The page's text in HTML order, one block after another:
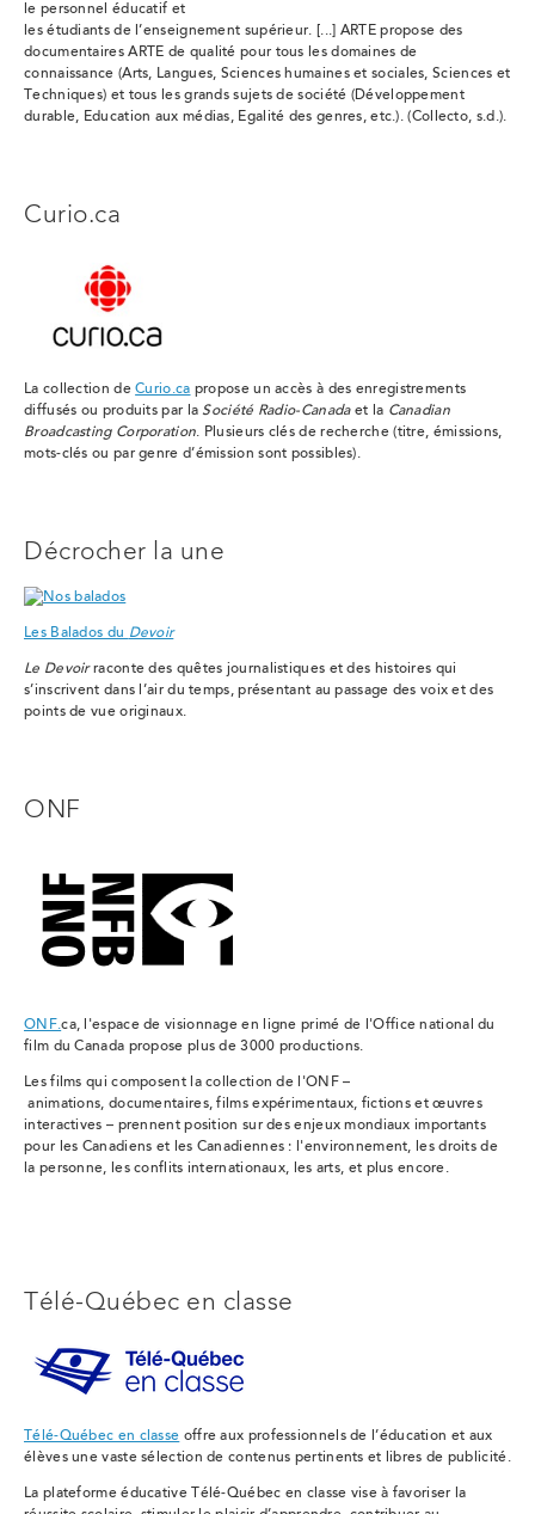
le personnel éducatif et
les étudiants de l’enseignement supérieur. [...] ARTE propose des
documentaires ARTE de qualité pour tous lesdomaines de
connaissance (Arts, Langues, Sciences humaines et sociales, Sciences et
Techniques) et tous lesgrands sujets de société (Développement
durable, Education aux médias, Egalité des genres, etc.). (Collecto, s.d.).
Curio.ca
La collection deCurio.ca propose un accès à des enregistrements
diffusés ou produits par la Société Radio-Canadaet la Canadian
Broadcasting Corporation. Plusieurs clés de recherche (titre, émissions,
mots-clés ou par genre d’émission sont possibles).
Décrocher la une
Les Balados du Devoir
Le Devoirraconte des quêtes journalistiques et des histoires qui
s’inscrivent dans l’air du temps, présentant au passage des voix et des
points de vue originaux.
ONF
ONF.ca, l'espace de visionnage en ligne primé de l'Office national du
film du Canada propose plus de 3000 productions.
Les films qui composent la collection de l'ONF –
animations, documentaires, films expérimentaux, fictions et œuvres
interactives – prennent position sur des enjeux mondiaux importants
pour les Canadiens et les Canadiennes : l'environnement, les droits de
la personne, les conflits internationaux, les arts, et plus encore.
Télé-Québec en classe
Télé-Québec en classe offre aux professionnels de l’éducation et aux
élèves une vaste sélection de contenus pertinents et libres de publicité.
La plateforme éducative Télé-Québec en classe vise à favoriser la